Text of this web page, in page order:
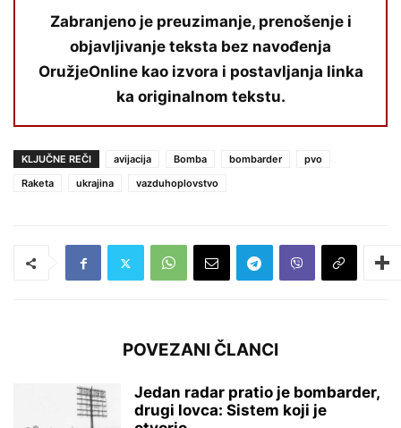
Zabranjeno je preuzimanje, prenošenje i
objavljivanje teksta bez navođenja
OružjeOnline kao izvora i postavljanja linka
ka originalnom tekstu.
KLJUČNE REČI avijacija Bomba bombarder
pvo
Raketa
ukrajina vazduhoplovstvo
POVEZANI ČLANCI
Jedan radar pratio je bombarder,
drugi lovca: Sistem koji je